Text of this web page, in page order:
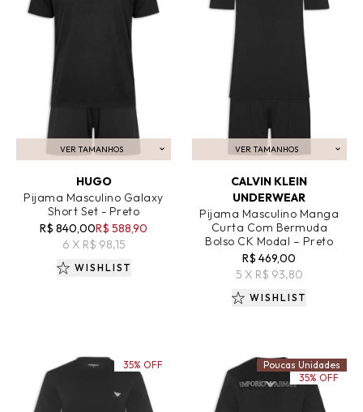
VER TAMANHOS
ADICIONAR AO CARRINHO
HUGO
Pijama Masculino Galaxy
Short Set - Preto
R$ 840,00R$ 588,90
6 X R$ 98,15
WISHLIST
VER TAMANHOS
ADICIONAR AO CARRINHO
CALVIN KLEIN
UNDERWEAR
Pijama Masculino Manga
Curta Com Bermuda
Bolso CK Modal – Preto
R$ 469,00
5 X R$ 93,80
WISHLIST
35% OFF
Poucas Unidades
35% OFF